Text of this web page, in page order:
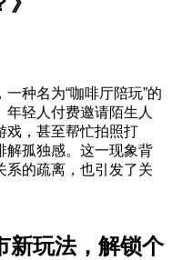
种名为“咖啡厅陪玩”的
年轻人付费邀请陌生人
戏，甚至帮忙拍照打
解孤独感。这一现象背
系的疏离，也引发了关
新玩法，解锁个